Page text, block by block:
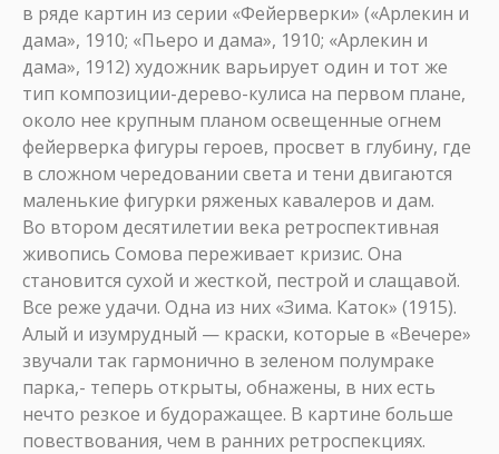
в ряде картин из серии «Фейерверки» («Арлекин и
дама», 1910; «Пьеро и дама», 1910; «Арлекин и
дама», 1912) художник варьирует один и тот же
тип композиции-дерево-кулиса на первом плане,
около нее крупным планом освещенные огнем
фейерверка фигуры героев, просвет в глубину, где
в сложном чередовании света и тени двигаются
маленькие фигурки ряженых кавалеров и дам.
Во втором десятилетии века ретроспективная
живопись Сомова переживает кризис. Она
становится сухой и жесткой, пестрой и слащавой.
Все реже удачи. Одна из них «Зима. Каток» (1915).
Алый и изумрудный — краски, которые в «Вечере»
звучали так гармонично в зеленом полумраке
парка,- теперь открыты, обнажены, в них есть
нечто резкое и будоражащее. В картине больше
повествования, чем в ранних ретроспекциях.